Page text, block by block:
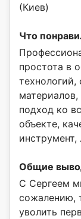
(Киев)
Что
простота в
подход ко
объекте,
Общие
С Сергеем
сожалению,
уволить